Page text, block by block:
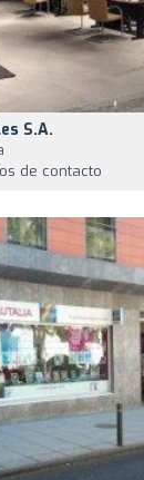
S.A.
de contacto